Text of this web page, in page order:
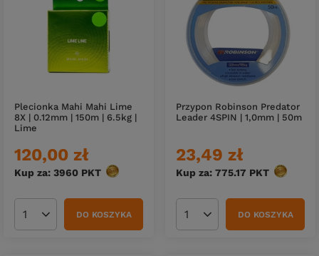
Plecionka Mahi Mahi Lime
8X | 0.12mm | 150m | 6.5kg |
Lime
120,00 zł
Kup za: 3960 PKT punktów
Ilość produktówDO KOSZYKA
Przypon Robinson Predator
Leader 4SPIN | 1,0mm | 50m
23,49 zł
Kup za: 775.17 PKT punktów
Ilość produktówDO KOSZYKA